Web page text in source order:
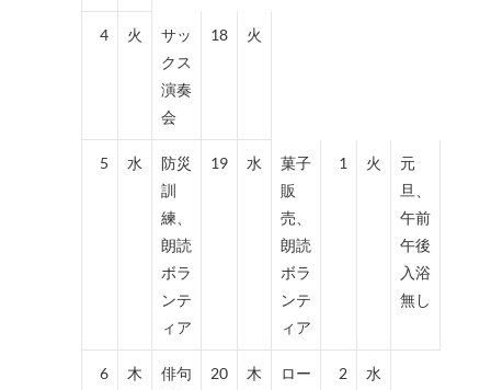
4 火
サッ
クス
演奏
会
18 火
5 水
防災
訓
練、
朗読
ボラ
ンテ
ィア
19 水
菓子
販
売、
朗読
ボラ
ンテ
ィア
1 火
元
旦、
午前
午後
入浴
無し
6 木
俳句
20 木
ロー
2 水